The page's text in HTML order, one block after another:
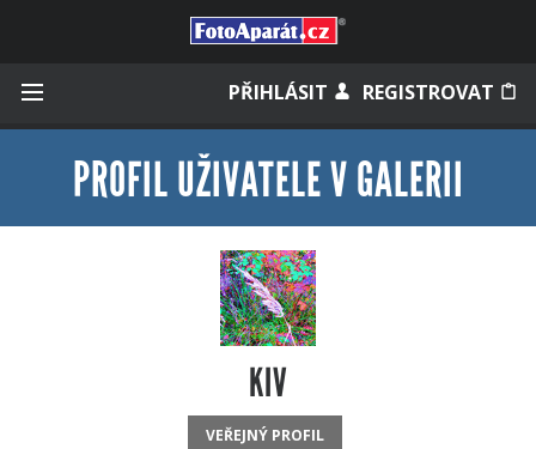
PŘIHLÁSIT REGISTROVAT
Zapomněli jste heslo?
Měli jste účet na starém webu?
PROFIL UŽIVATELE V GALERII
KIV
VEŘEJNÝ PROFIL